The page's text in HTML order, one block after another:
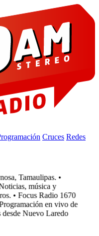
Cruces Redes
Tamaulipas. •
música y
• Focus Radio 1670
en vivo de
Nuevo Laredo